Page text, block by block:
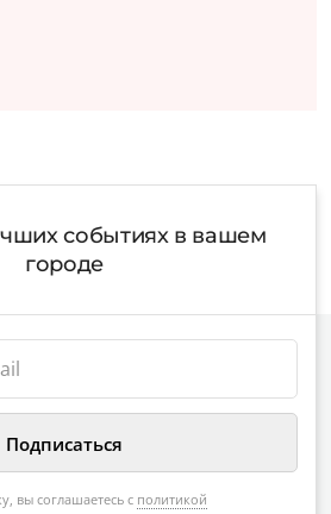
событиях в вашем
городе
вы соглашаетесь с политикой